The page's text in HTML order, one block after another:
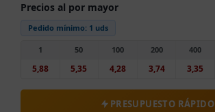
Precios al por mayor
Pedido mínimo: 1 uds
1
5,88
50
5,35
100
4,28
200
3,74
400
3,35
PRESUPUESTO RÁPIDO